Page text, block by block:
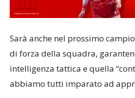
Sarà anche nel prossimo
di forza della squadra,
intelligenza tattica e quella
abbiamo tutti imparato ad